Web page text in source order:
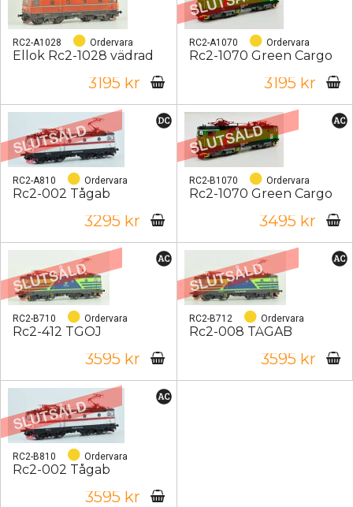
RC2-A1028 Ordervara
Ellok Rc2-1028 vädrad
3195 kr
RC2-A1070 Ordervara
Rc2-1070 Green Cargo
3195 kr
RC2-A810 Ordervara
Rc2-002 Tågab
3295 kr
RC2-B1070 Ordervara
Rc2-1070 Green Cargo
3495 kr
RC2-B710 Ordervara
Rc2-412 TGOJ
3595 kr
RC2-B712 Ordervara
Rc2-008 TÅGAB
3595 kr
RC2-B810 Ordervara
Rc2-002 Tågab
3595 kr